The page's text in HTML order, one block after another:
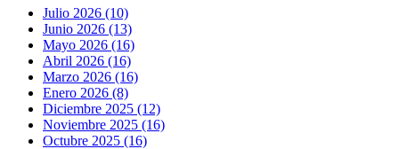
Julio 2026 (10)
Junio 2026 (13)
Mayo 2026 (16)
Abril 2026 (16)
Marzo 2026 (16)
Enero 2026 (8)
Diciembre 2025 (12)
Noviembre 2025 (16)
Octubre 2025 (16)